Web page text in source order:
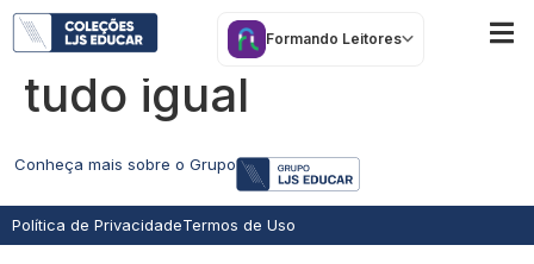
Formando Leitores
Todos diferentes,
tudo igual
Conheça mais sobre o Grupo
Política de PrivacidadeTermos de Uso